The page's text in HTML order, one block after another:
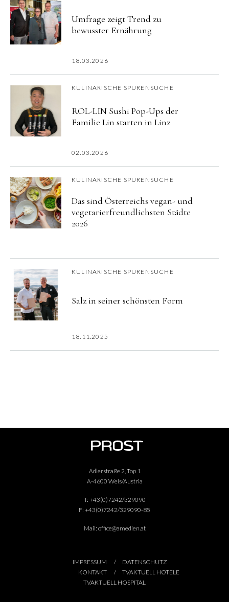
Umfrage zeigt Trend zu
bewusster Ernährung
18.03.2026
KULINARISCHE SPURENSUCHE
ROL-LIN Sushi Pop-Ups der
Familie Lin starten in Linz
02.03.2026
KULINARISCHE SPURENSUCHE
Das sind Österreichs vegan- und
vegetarierfreundlichsten Städte
2026
KULINARISCHE SPURENSUCHE
Salz in seiner schönsten Form
18.11.2025
Adlerstraße 2, Top 1
A-4600 Wels/Austria
T: +43(0)7242/329090
F: +43(0)7242/329090-85
Mail: office@amedien.at
IMPRESSUM
DATENSCHUTZ
KONTAKT
TVAKTUELL HOTELE
TVAKTUELL HOSPITAL